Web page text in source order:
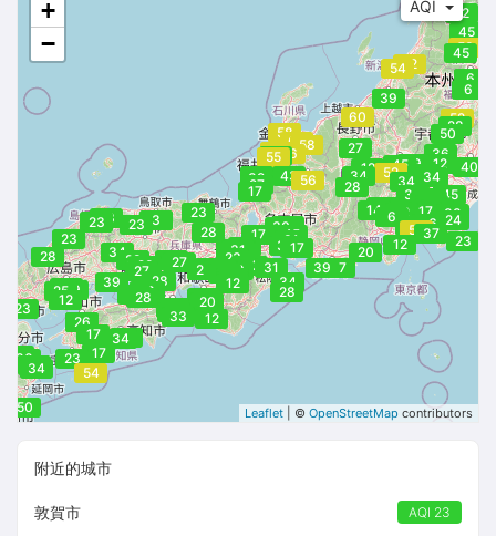
AQI
34
27
28
25
28
27
12
14
38
53
20
16
53
36
27
19
26
30
34
27
40
29
26
25
27
31
45
30
33
33
31
54
23
58 27
20
28 23
17
34
23
12
6
55
12
23
45
28
17
12
23
23
50
31
31
39
23
28 28
52
50
28
45
17
39
60
12
20
23
28
28
31
34
26
6
6
34
17
23
12
12
39
28
37
34
17
27
34
33
25
28
23
23
39
56
23
17
45
52
56
28
12
34
23
28
17
23
52
58
39
3
45
50
39
12
52
34
54
28
45
24
39
23
28 34
39
43
24
40
34
60
+
−
Leaflet | © OpenStreetMap contributors
附近的城市
敦賀市 AQI 23